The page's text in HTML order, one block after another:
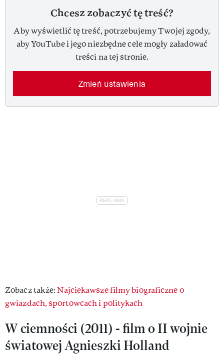
Chcesz zobaczyć tę treść?
Aby wyświetlić tę treść, potrzebujemy Twojej zgody,
aby YouTube i jego niezbędne cele mogły załadować
treści na tej stronie.
Zmień ustawienia
Zobacz także:Najciekawsze filmy biograficzne o
gwiazdach, sportowcach i politykach
W ciemności (2011) - film o II wojnie
światowej Agnieszki Holland